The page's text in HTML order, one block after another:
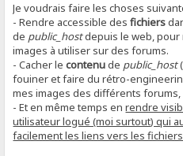
Je voudrais faire les choses
- Rendre accessible desfichiers
de public_hostdepuis le web, pour
images à utiliser sur des forums.
- Cacher lecontenude public_host
fouiner et faire du rétro-
mes images des différents forums,
- Et en même temps enrendre
utilisateur logué (moi surtout) qui
facilement les liens vers les fichiers